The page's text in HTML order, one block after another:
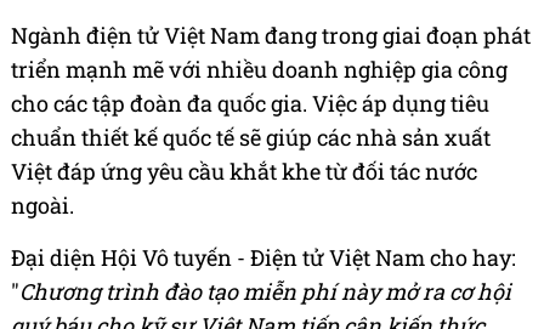
Ngành điện tử Việt Nam đang trong giai đoạn phát
triển mạnh mẽ với nhiều doanh nghiệp gia công
cho các tập đoàn đa quốc gia. Việc áp dụng tiêu
chuẩn thiết kế quốc tế sẽ giúp các nhà sản xuất
Việt đáp ứng yêu cầu khắt khe từ đối tác nước
ngoài.
Đại diện Hội Vô tuyến - Điện tử Việt Nam cho hay:
"Chương trình đào tạo miễn phí này mở ra cơ hội